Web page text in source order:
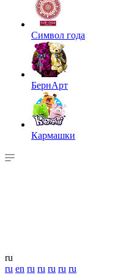
Символ года
БернАрт
Кармашки
ru
ru en ru ru ru ru ru